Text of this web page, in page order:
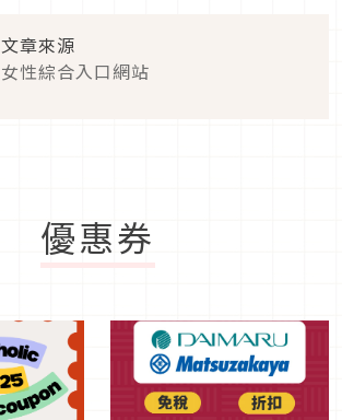
文章來源
女性綜合入口網站
優惠券